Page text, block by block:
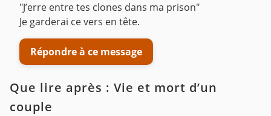
"J’erre entre tes clones dans ma prison"
Je garderai ce vers en tête.
Répondre à ce message
Que lire après : Vie et mort d’un
couple